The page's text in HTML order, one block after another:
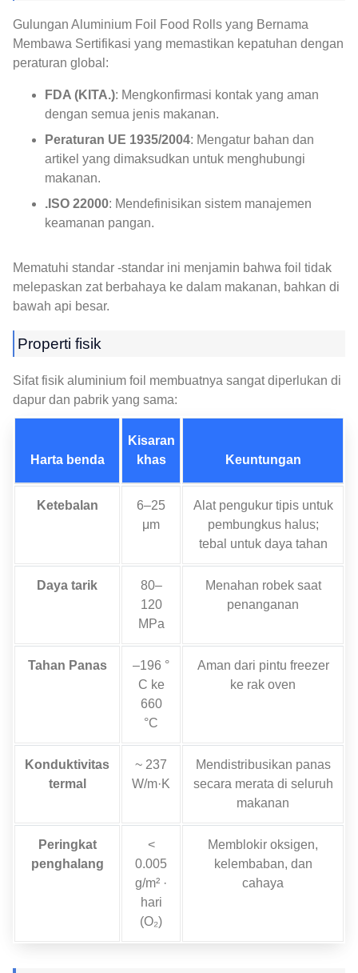
Gulungan Aluminium Foil Food Rolls yang Bernama
Membawa Sertifikasi yang memastikan kepatuhan dengan
peraturan global:
FDA (KITA.): Mengkonfirmasi kontak yang aman
dengan semua jenis makanan.
Peraturan UE 1935/2004: Mengatur bahan dan
artikel yang dimaksudkan untuk menghubungi
makanan.
.ISO 22000: Mendefinisikan sistem manajemen
keamanan pangan.
Mematuhi standar -standar ini menjamin bahwa foil tidak
melepaskan zat berbahaya ke dalam makanan, bahkan di
bawah api besar.
Properti fisik
Sifat fisik aluminium foil membuatnya sangat diperlukan di
dapur dan pabrik yang sama:
Harta benda
Kisaran
khas
Keuntungan
Ketebalan
6–25
μm
Alat pengukur tipis untuk
pembungkus halus;
tebal untuk daya tahan
Daya tarik
80–
120
MPa
Menahan robek saat
penanganan
Tahan Panas
–196 °
C ke
660
°C
Aman dari pintu freezer
ke rak oven
Konduktivitas
termal
~ 237
W/m·K
Mendistribusikan panas
secara merata di seluruh
makanan
Peringkat
penghalang
<
0.005
g/m² ·
hari
(O₂)
Memblokir oksigen,
kelembaban, dan
cahaya